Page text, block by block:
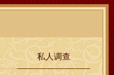
私人调查